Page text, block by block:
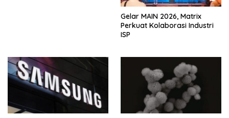
Gelar MAIN 2026, Matrix
Perkuat Kolaborasi Industri
ISP